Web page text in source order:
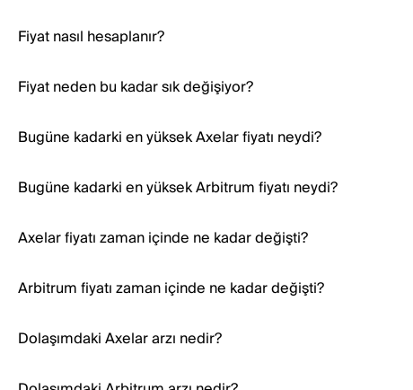
Fiyat nasıl hesaplanır?
Fiyat neden bu kadar sık değişiyor?
Bugüne kadarki en yüksek Axelar fiyatı neydi?
Bugüne kadarki en yüksek Arbitrum fiyatı neydi?
Axelar fiyatı zaman içinde ne kadar değişti?
Arbitrum fiyatı zaman içinde ne kadar değişti?
Dolaşımdaki Axelar arzı nedir?